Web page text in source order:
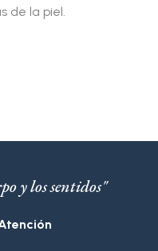
de la piel.
y los sentidos"